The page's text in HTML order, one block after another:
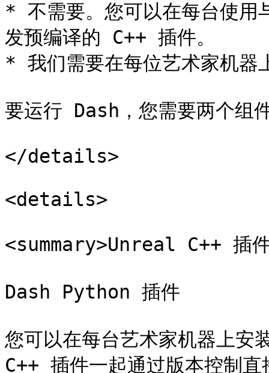
* 不需要。您可以在每台使用
发预编译的 C++ 插件。
* 我们需要在每位艺术家机器
要运行 Dash，您需要两个组
</details>
<details>
<summary>Unreal C++ 插
Dash Python 插件
您可以在每台艺术家机器上安
C++ 插件一起通过版本控制